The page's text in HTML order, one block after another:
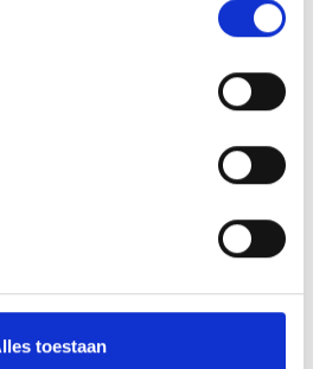
toestaan
& SOORTEN
kennen we bij Van den